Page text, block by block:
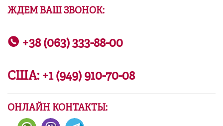
ЖДЕМ ВАШ ЗВОНОК:
+38 (063) 333-88-00
США: +1 (949) 910-70-08
ОНЛАЙН КОНТАКТЫ: